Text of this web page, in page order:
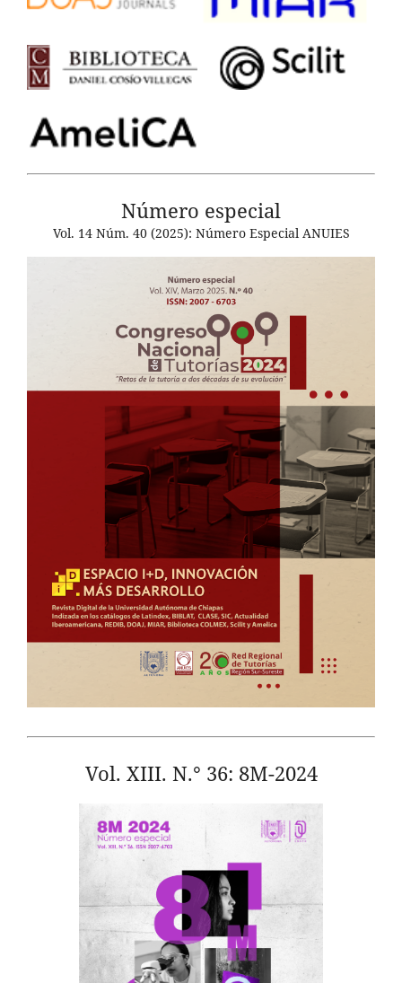
Número especial
Vol. 14 Núm. 40 (2025): Número Especial ANUIES
Vol. XIII. N.° 36: 8M-2024